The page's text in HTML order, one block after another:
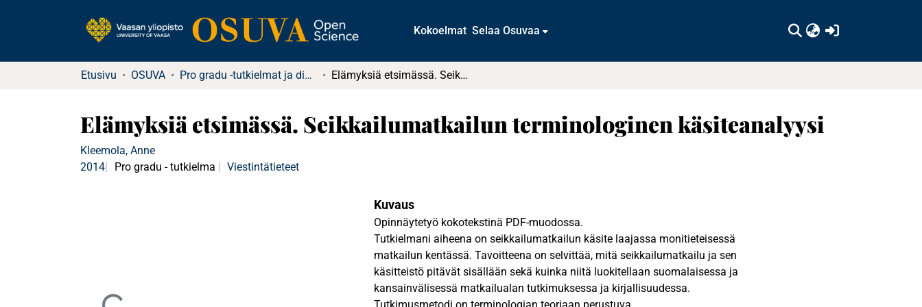
Kokoelmat Selaa Osuvaa
Etusivu OSUVA Pro gradu -tutkielmat ja diplomityöt Elämyksiä etsimässä. Seikkailumatkailun terminologinen käsiteanalyysi
Elämyksiä etsimässä. Seikkailumatkailun terminologinen käsiteanalyysi
Kleemola, Anne
2014
Pro gradu - tutkielma Viestintätieteet
Kuvaus
Opinnäytetyö kokotekstinä PDF-muodossa.
Tutkielmani aiheena on seikkailumatkailun käsite laajassa monitieteisessä
matkailun kentässä. Tavoitteena on selvittää, mitä seikkailumatkailu ja sen
käsitteistö pitävät sisällään sekä kuinka niitä luokitellaan suomalaisessa ja
kansainvälisessä matkailualan tutkimuksessa ja kirjallisuudessa.